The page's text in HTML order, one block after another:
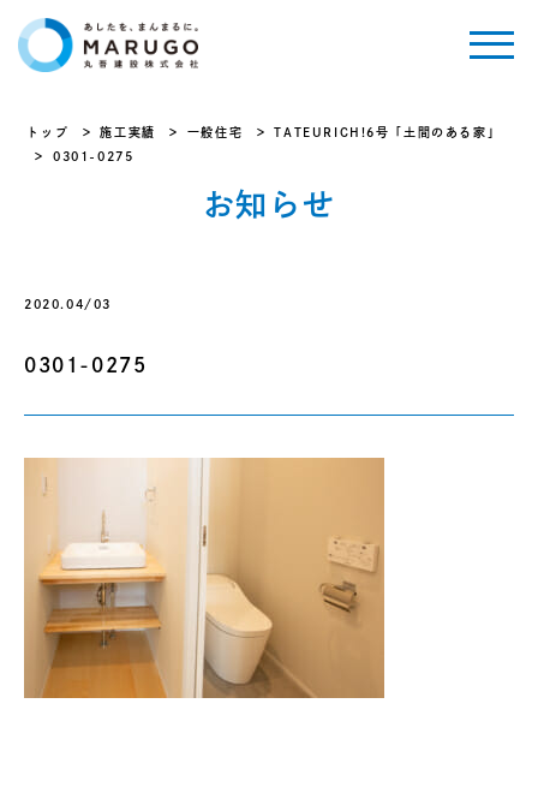
トップ 施工実績 一般住宅
TATEURICH!6号「土間のある家」
0301-0275
お知らせ
2020.04/03
0301-0275